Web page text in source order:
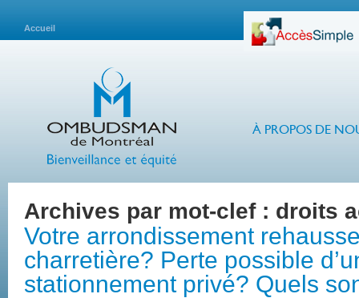
Accueil
À PROPOS DE
Archives par mot-clef : droits
Votre arrondissement
charretière? Perte possible
stationnement privé? Quels